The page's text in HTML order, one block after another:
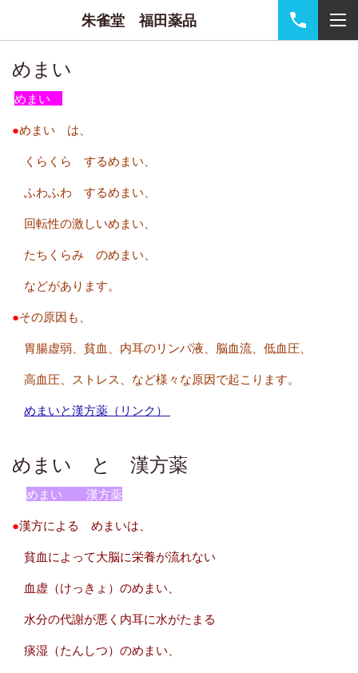
朱雀堂 福田薬品
めまい
めまい
●めまい は、
くらくら するめまい、
ふわふわ するめまい、
回転性の激しいめまい、
たちくらみ のめまい、
などがあります。
●その原因も、
胃腸虚弱、貧血、内耳のリンパ液、脳血流、低血圧、
高血圧、ストレス、など様々な原因で起こります。
めまいと漢方薬（リンク）
めまい と 漢方薬
めまい 漢方薬
●漢方による めまいは、
貧血によって大脳に栄養が流れない
血虚（けっきょ）のめまい、
水分の代謝が悪く内耳に水がたまる
痰湿（たんしつ）のめまい、